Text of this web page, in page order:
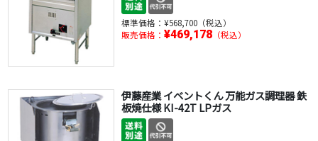
標準価格： ¥568,700（税込）
販売価格： ¥469,178（税込）
伊藤産業 イベントくん 万能ガス調理器 鉄
板焼仕様 KI-42T LPガス